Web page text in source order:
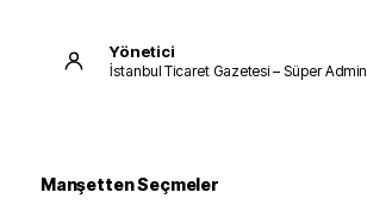
Yönetici
İstanbul Ticaret Gazetesi – Süper Admin
Manşetten Seçmeler